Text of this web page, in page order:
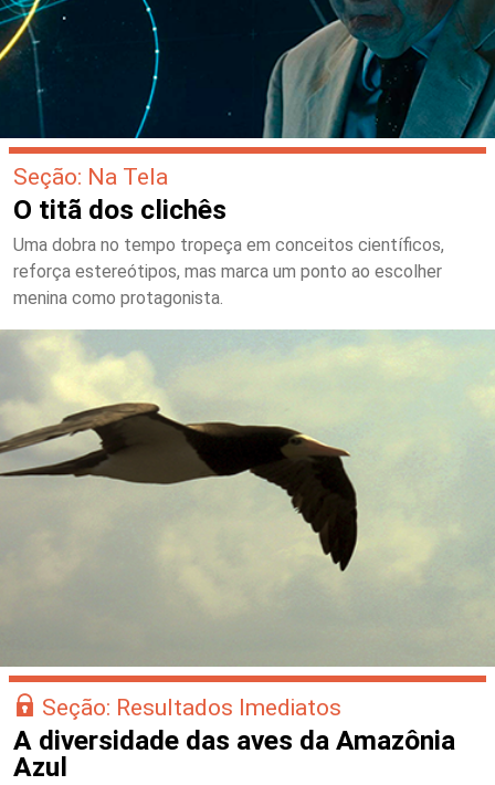
Seção: Na Tela
O titã dos clichês
Uma dobra no tempo tropeça em conceitos científicos,
reforça estereótipos, mas marca um ponto ao escolher
menina como protagonista.
Seção: Resultados Imediatos
A diversidade das aves da Amazônia
Azul